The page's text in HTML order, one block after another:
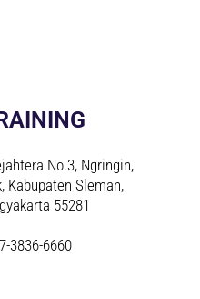
No.3, Ngringin,
Kabupaten Sleman,
55281
3836-6660